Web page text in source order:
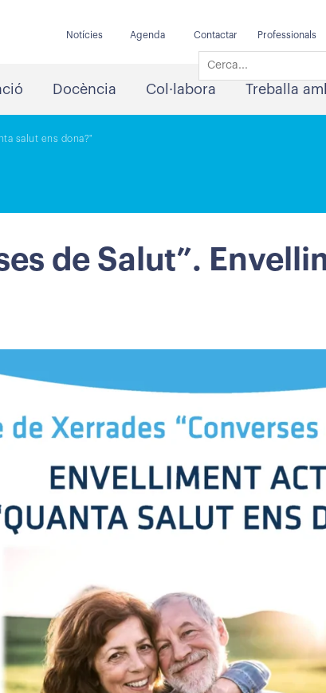
Notícies Agenda Contactar Professionals
Docència Col·labora Treballa
salut ens dona?"
de Salut”.